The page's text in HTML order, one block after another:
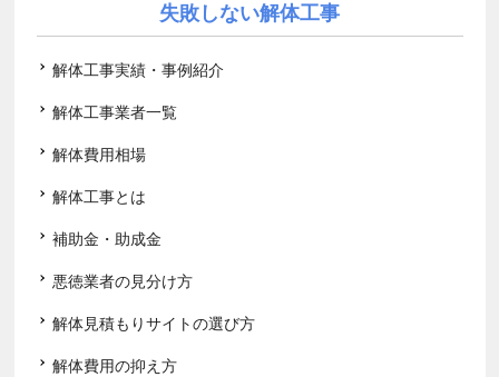
失敗しない解体工事
解体工事実績・事例紹介
解体工事業者一覧
解体費用相場
解体工事とは
補助金・助成金
悪徳業者の見分け方
解体見積もりサイトの選び方
解体費用の抑え方